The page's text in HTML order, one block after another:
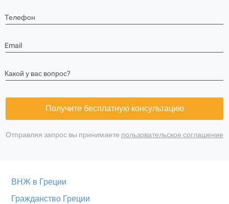
Телефон
Email
Какой у вас вопрос?
Получите бесплатную консультацию
Отправляя запрос вы принимаете пользовательское соглашение
ВНЖ в Греции
Гражданство Греции